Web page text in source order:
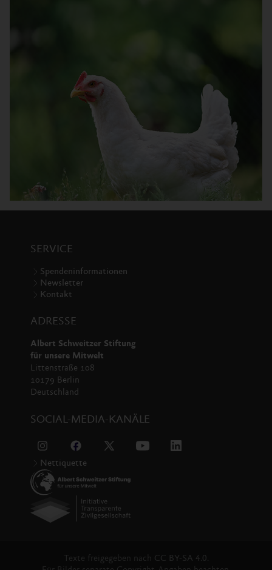
SERVICE
Spendeninformationen
Newsletter
Kontakt
ADRESSE
Albert Schweitzer Stiftung
für unsere Mitwelt
Littenstraße 108
10179 Berlin
Deutschland
SOCIAL-MEDIA-KANÄLE
Nettiquette
Texte freigegeben nach CC BY-SA 4.0.